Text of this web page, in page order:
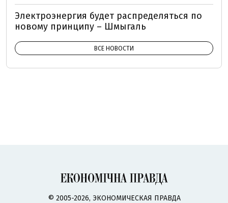
Электроэнергия будет распределяться по
новому принципу – Шмыгаль
ВСЕ НОВОСТИ
© 2005-2026, ЭКОНОМИЧЕСКАЯ ПРАВДА